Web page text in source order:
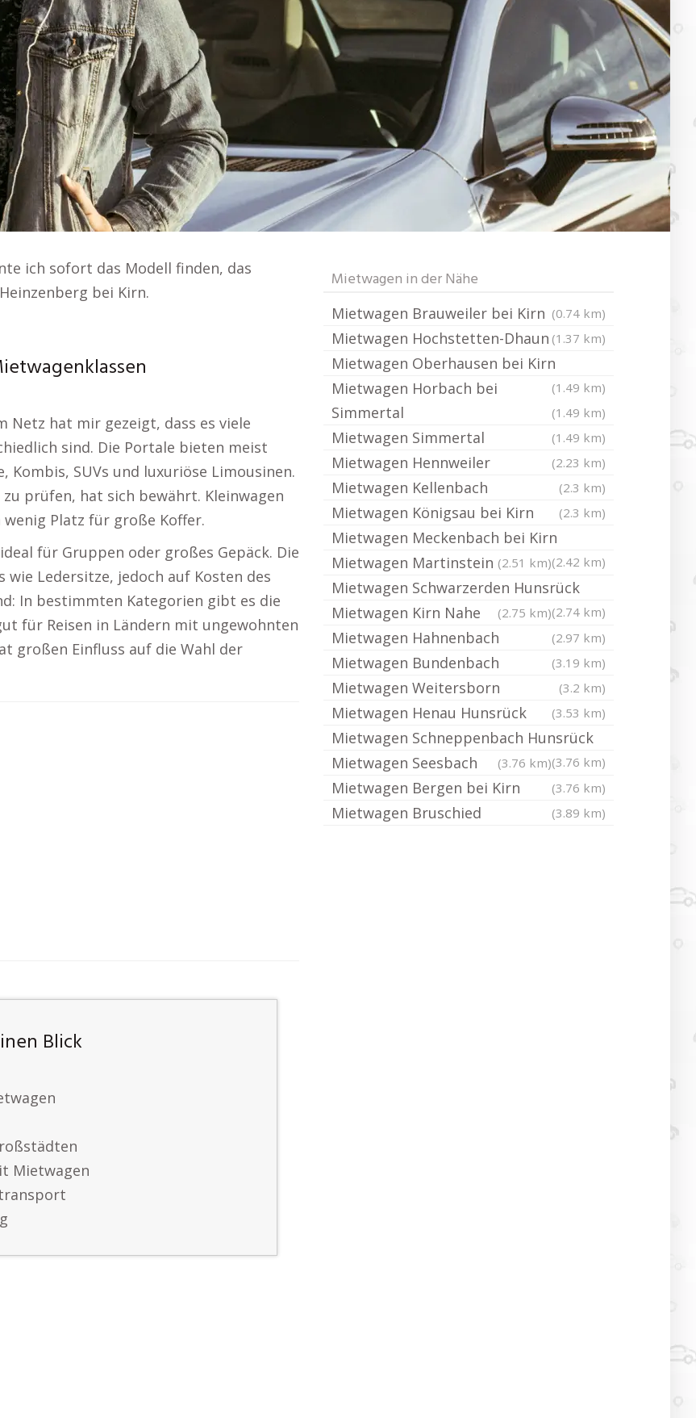
ich sofort das Modell finden, das
bei Kirn.
Netz hat mir gezeigt, dass es viele
sind. Die Portale bieten meist
SUVs und luxuriöse Limousinen.
prüfen, hat sich bewährt. Kleinwagen
Platz für große Koffer.
für Gruppen oder großes Gepäck. Die
Ledersitze, jedoch auf Kosten des
In bestimmten Kategorien gibt es die
für Reisen in Ländern mit ungewohnten
großen Einfluss auf die Wahl der
Blick
Mietwagen
Mietwagen in der Nähe
Mietwagen Brauweiler bei Kirn (0.74 km)
Mietwagen Hochstetten-Dhaun (1.37 km)
Mietwagen Oberhausen bei Kirn
(1.49 km)
Mietwagen Horbach bei
Simmertal
(1.49 km)
Mietwagen Simmertal (1.49 km)
Mietwagen Hennweiler (2.23 km)
Mietwagen Kellenbach (2.3 km)
Mietwagen Königsau bei Kirn (2.3 km)
Mietwagen Meckenbach bei Kirn
(2.42 km)
Mietwagen Martinstein (2.51 km)
Mietwagen Schwarzerden Hunsrück
(2.74 km)
Mietwagen Kirn Nahe (2.75 km)
Mietwagen Hahnenbach (2.97 km)
Mietwagen Bundenbach (3.19 km)
Mietwagen Weitersborn (3.2 km)
Mietwagen Henau Hunsrück (3.53 km)
Mietwagen Schneppenbach Hunsrück
(3.76 km)
Mietwagen Seesbach (3.76 km)
Mietwagen Bergen bei Kirn (3.76 km)
Mietwagen Bruschied (3.89 km)